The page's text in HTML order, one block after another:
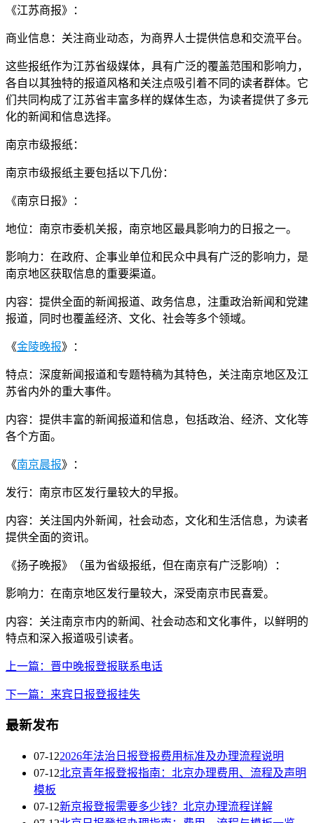
《江苏商报》：
商业信息：关注商业动态，为商界人士提供信息和交流平台。
这些报纸作为江苏省级媒体，具有广泛的覆盖范围和影响力，
各自以其独特的报道风格和关注点吸引着不同的读者群体。它
们共同构成了江苏省丰富多样的媒体生态，为读者提供了多元
化的新闻和信息选择。
南京市级报纸：
南京市级报纸主要包括以下几份：
《南京日报》：
地位：南京市委机关报，南京地区最具影响力的日报之一。
影响力：在政府、企事业单位和民众中具有广泛的影响力，是
南京地区获取信息的重要渠道。
内容：提供全面的新闻报道、政务信息，注重政治新闻和党建
报道，同时也覆盖经济、文化、社会等多个领域。
《金陵晚报》：
特点：深度新闻报道和专题特稿为其特色，关注南京地区及江
苏省内外的重大事件。
内容：提供丰富的新闻报道和信息，包括政治、经济、文化等
各个方面。
《南京晨报》：
发行：南京市区发行量较大的早报。
内容：关注国内外新闻，社会动态，文化和生活信息，为读者
提供全面的资讯。
《扬子晚报》（虽为省级报纸，但在南京有广泛影响）：
影响力：在南京地区发行量较大，深受南京市民喜爱。
内容：关注南京市内的新闻、社会动态和文化事件，以鲜明的
特点和深入报道吸引读者。
上一篇：晋中晚报登报联系电话
下一篇：来宾日报登报挂失
最新发布
07-122026年法治日报登报费用标准及办理流程说明
07-12北京青年报登报指南：北京办理费用、流程及声明
模板
07-12新京报登报需要多少钱？北京办理流程详解